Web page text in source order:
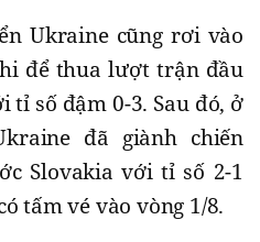
Ukraine cũng rơi vào
để thua lượt trận đầu
số đậm 0-3. Sau đó, ở
đã giành chiến
Slovakia với tỉ số 2-1
tấm vé vào vòng 1/8.